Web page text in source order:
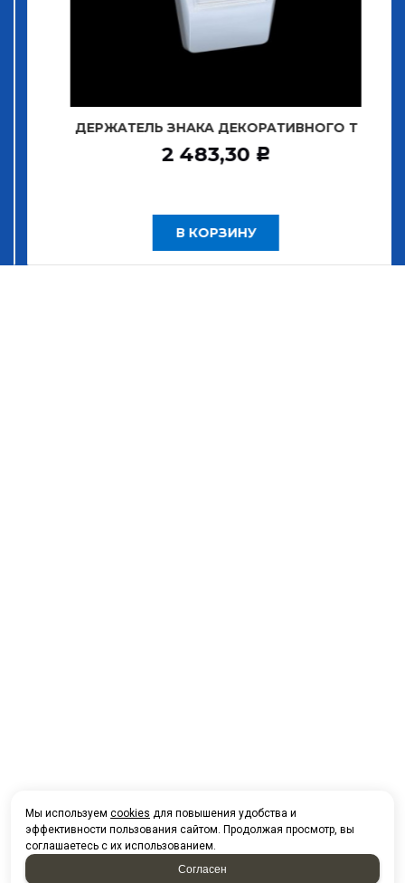
ДЕРЖАТЕЛЬ ЗНАКА ДЕКОРАТИВНОГО Т
2 483,30 Р
В КОРЗИНУ
Мы используем cookies для повышения удобства и
эффективности пользования сайтом. Продолжая просмотр, вы
соглашаетесь с их использованием.
Согласен